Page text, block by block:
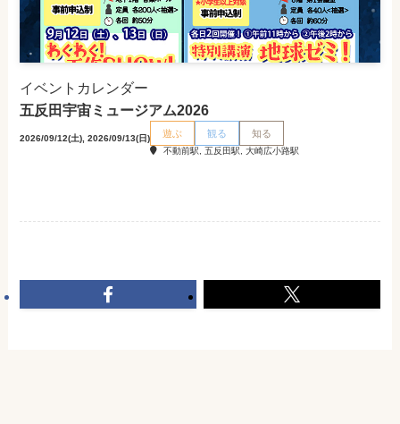
イベントカレンダー
五反田宇宙ミュージアム2026
2026/09/12(土), 2026/09/13(日) 遊ぶ 観る 知る
不動前駅, 五反田駅, 大崎広小路駅